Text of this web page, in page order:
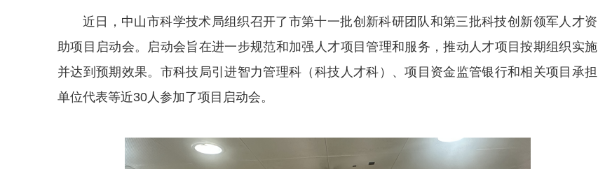
近日，中山市科学技术局组织召开了市第十一批创新科研团队和第三批科技创新领军人才资
助项目启动会。启动会旨在进一步规范和加强人才项目管理和服务，推动人才项目按期组织实施
并达到预期效果。市科技局引进智力管理科（科技人才科）、项目资金监管银行和相关项目承担
单位代表等近30人参加了项目启动会。